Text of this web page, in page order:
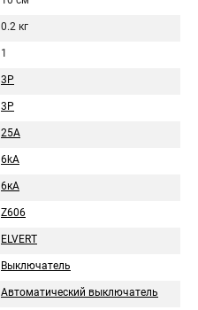
0.2 кг
1
3P
3Р
25A
6kA
6кA
Z606
ELVERT
Выключатель
Автоматический выключатель